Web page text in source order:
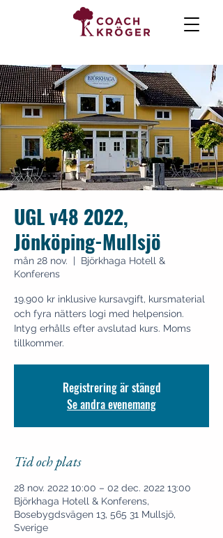
UGL v48 2022,
Jönköping-Mullsjö
mån 28 nov.
  |
Björkhaga Hotell &
Konferens
19.900 kr inklusive kursavgift, kursmaterial
och fyra nätters logi med helpension.
Intyg erhålls efter avslutad kurs. Moms
tillkommer.
Registrering är stängd
Se andra evenemang
Tid och plats
28 nov. 2022 10:00 – 02 dec. 2022 13:00
Björkhaga Hotell & Konferens,
Bosebygdsvägen 13, 565 31 Mullsjö,
Sverige